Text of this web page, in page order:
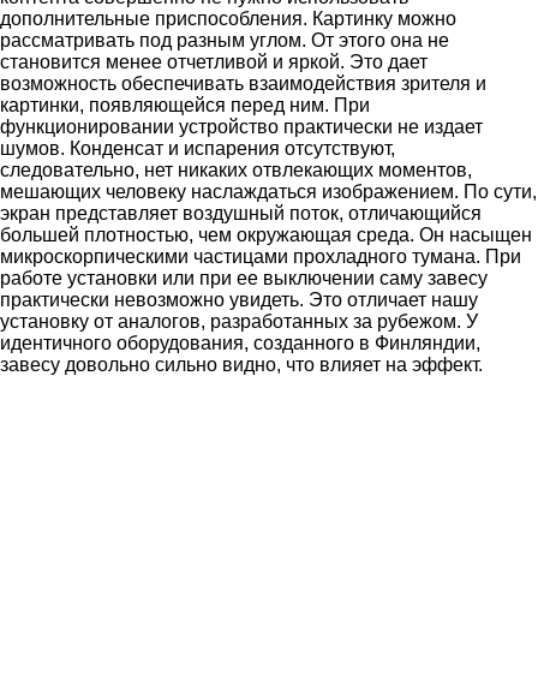
дополнительные приспособления. Картинку можно
рассматривать под разным углом. От этого она не
становится менее отчетливой и яркой. Это дает
возможность обеспечивать взаимодействия зрителя и
картинки, появляющейся перед ним. При
функционировании устройство практически не издает
шумов. Конденсат и испарения отсутствуют,
следовательно, нет никаких отвлекающих моментов,
мешающих человеку наслаждаться изображением. По сути,
экран представляет воздушный поток, отличающийся
большей плотностью, чем окружающая среда. Он насыщен
микроскорпическими частицами прохладного тумана. При
работе установки или при ее выключении саму завесу
практически невозможно увидеть. Это отличает нашу
установку от аналогов, разработанных за рубежом. У
идентичного оборудования, созданного в Финляндии,
завесу довольно сильно видно, что влияет на эффект.